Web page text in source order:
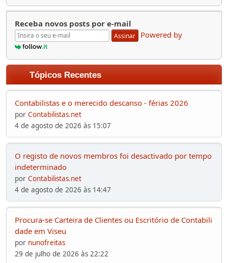
Receba novos posts por e-mail
Assinar Powered by
Tópicos Recentes
Contabilistas e o merecido descanso - férias 2026
por Contabilistas.net
4 de agosto de 2026 às 15:07
O registo de novos membros foi desactivado por tempo
indeterminado
por Contabilistas.net
4 de agosto de 2026 às 14:47
Procura-se Carteira de Clientes ou Escritório de Contabili
dade em Viseu
por nunofreitas
29 de julho de 2026 às 22:22